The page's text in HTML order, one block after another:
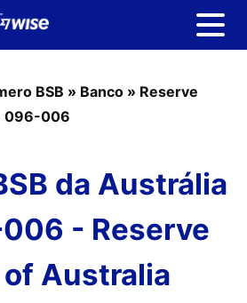
BSB » Banco » Reserve
096-006
da Austrália
- Reserve
of Australia